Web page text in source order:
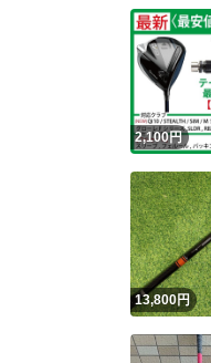
2,100円
13,800円